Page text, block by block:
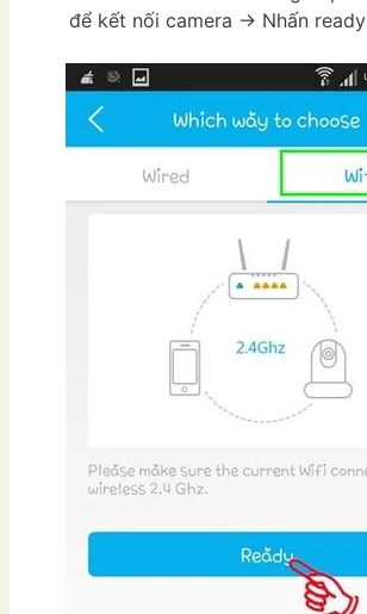
để kết nối camera -> Nhấn ready